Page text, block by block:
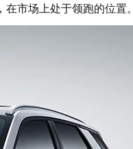
市场上处于领跑的位置。